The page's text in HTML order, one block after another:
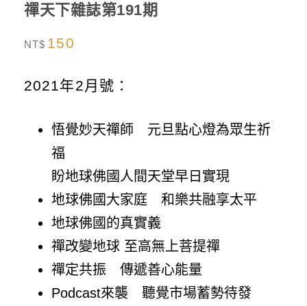
禪天下雜誌第191期
NT$ 150
2021年2月號：
悟覺妙天禪師 元旦點心燈為眾生祈
福
盼地球佛國人間天堂早日實現
地球佛國大家庭 和樂共融享太平
地球佛國的真實義
禪改變地球 至高無上菩提禪
禪定共振 傳遞善心能量
Podcast來襲 聽覺市場蓄勢待發